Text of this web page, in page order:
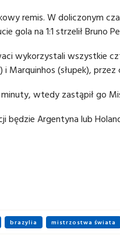
remis. W doliczonym
gola na 1:1 strzelił Bruno
wykorzystali wszystkie
Marquinhos (słupek), przez
wtedy zastąpił go
będzie Argentyna lub
brazylia mistrzostwa świata